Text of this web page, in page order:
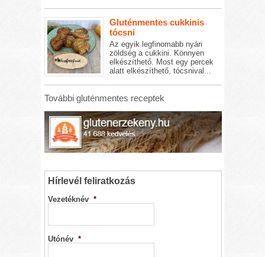
Gluténmentes cukkinis
tócsni
Az egyik legfinomabb nyári
zöldség a cukkini. Könnyen
elkészíthető. Most egy percek
alatt elkészíthető, tócsnival...
További gluténmentes receptek
Hírlevél feliratkozás
Vezetéknév *
Utónév *